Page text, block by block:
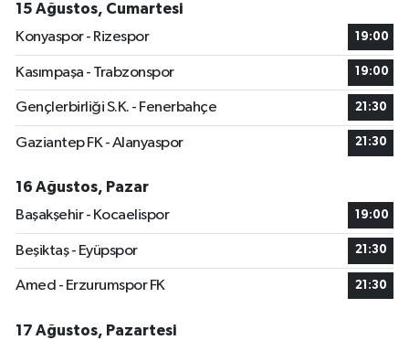
15 Ağustos, Cumartesi
Konyaspor - Rizespor
19:00
Kasımpaşa - Trabzonspor 19:00
Gençlerbirliği S.K. - Fenerbahçe 21:30
Gaziantep FK - Alanyaspor 21:30
16 Ağustos, Pazar
Başakşehir - Kocaelispor
19:00
Beşiktaş - Eyüpspor 21:30
Amed - Erzurumspor FK 21:30
17 Ağustos, Pazartesi